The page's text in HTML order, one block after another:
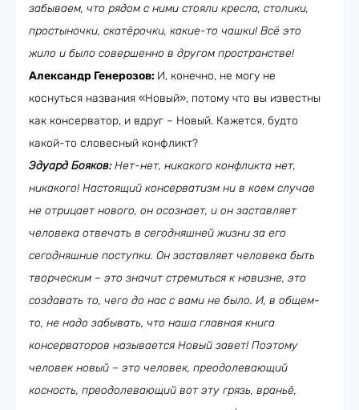
забываем, что рядом с ними стояли кресла, столики,
простыночки, скатёрочки, какие-то чашки! Всё это
жило и было совершенно в другом пространстве!
Александр Генерозов: И, конечно, не могу не
коснуться названия «Новый», потому что вы известны
как консерватор, и вдруг – Новый. Кажется, будто
какой-то словесный конфликт?
Эдуард Бояков:Нет-нет, никакого конфликта нет,
никакого! Настоящий консерватизм ни в коем случае
не отрицает нового, он осознает, и он заставляет
человека отвечать в сегодняшней жизни за его
сегодняшние поступки. Он заставляет человека быть
творческим – это значит стремиться к новизне, это
создавать то, чего до нас с вами не было. И, в общем-
то, не надо забывать, что наша главная книга
консерваторов называется Новый завет! Поэтому
человек новый – это человек, преодолевающий
косность, преодолевающий вот эту грязь, враньё,